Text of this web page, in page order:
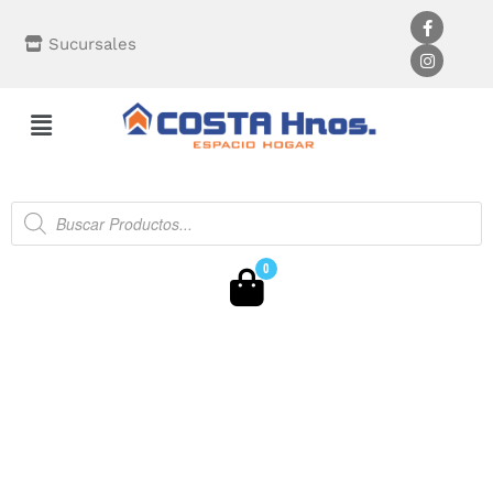
Sucursales
0